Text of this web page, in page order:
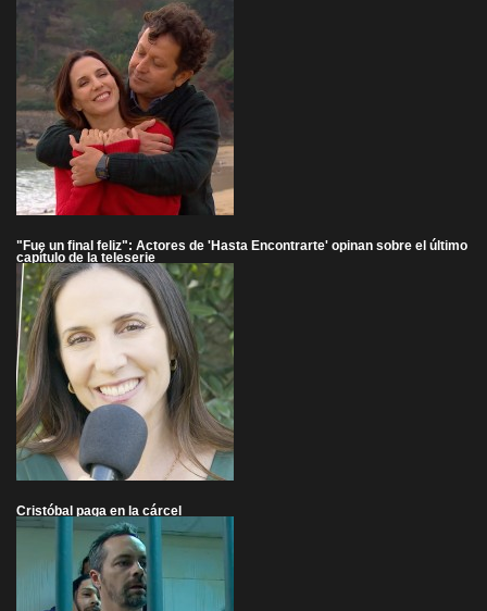
"Fue un final feliz": Actores de 'Hasta Encontrarte' opinan sobre el último
capítulo de la teleserie
Cristóbal paga en la cárcel